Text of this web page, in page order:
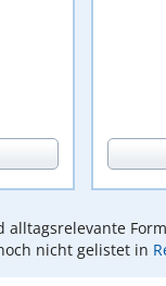
nicht gelistet in